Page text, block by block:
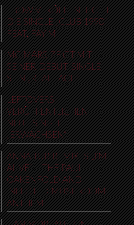
EBOW VERÖFFENTLICHT
DIE SINGLE „CLUB 1990“
FEAT. FAYIM
MC MARS ZEIGT MIT
SEINER DEBUT-SINGLE
SEIN „REAL FACE“
LEFTOVERS
VERÖFFENTLICHEN
NEUE SINGLE
„ERWACHSEN“
ANNA TUR REMIXES „I’M
ALIVE“ – THE PAUL
OAKENFOLD AND
INFECTED MUSHROOM
ANTHEM